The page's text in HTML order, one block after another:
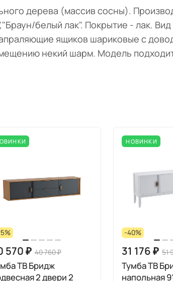
дерева (массив сосны).
белый лак". Покрытие - лак.
ящиков шариковые с
некий шарм. Модель
570 ₽ 40 760 ₽
ТВ Бридж
2 двери 2
НОВИНКИ
-40%
31 176 ₽ 51
Тумба ТВ
напольная